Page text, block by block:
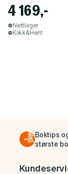
4 169,-
Nettlager
Klikk&Hent
Boktips
største
Bunnmeny